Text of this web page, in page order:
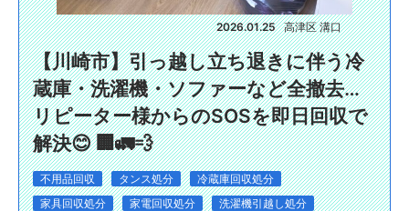
2026.01.25 高津区 溝口
【川崎市】引っ越し立ち退きに伴う冷
蔵庫・洗濯機・ソファーなど全撤去…
リピーター様からのSOSを即日回収で
解決😊 🏢🚛💨
不用品回収 タンス処分
冷蔵庫回収処分
家具回収処分
家電回収処分
洗濯機引越し処分